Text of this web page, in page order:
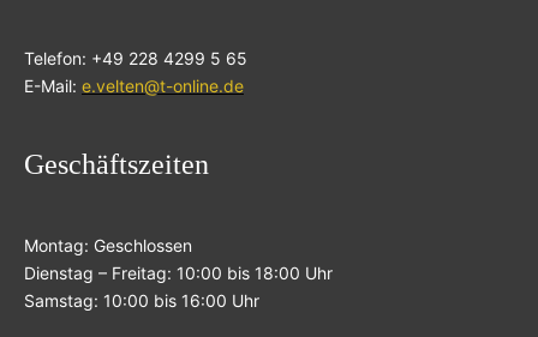
Telefon: +49 228 4299 5 65
E-Mail: e.velten@t-online.de
Geschäftszeiten
Montag: Geschlossen
Dienstag – Freitag: 10:00 bis 18:00 Uhr
Samstag: 10:00 bis 16:00 Uhr